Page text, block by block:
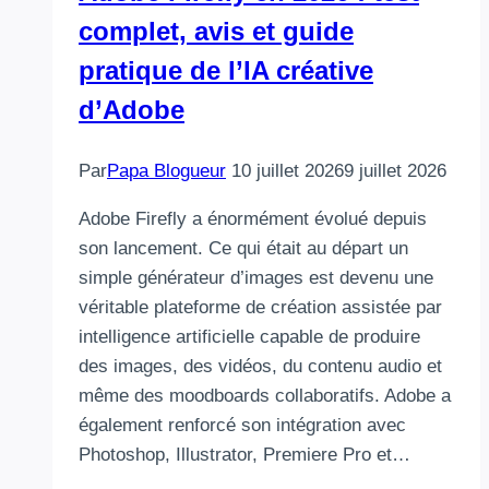
complet, avis et guide
pratique de l’IA créative
d’Adobe
ParPapa Blogueur 10 juillet 20269 juillet 2026
Adobe Firefly a énormément évolué depuis
son lancement. Ce qui était au départ un
simple générateur d’images est devenu une
véritable plateforme de création assistée par
intelligence artificielle capable de produire
des images, des vidéos, du contenu audio et
même des moodboards collaboratifs. Adobe a
également renforcé son intégration avec
Photoshop, Illustrator, Premiere Pro et…